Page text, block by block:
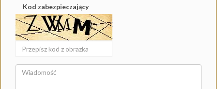
Kod zabezpieczający